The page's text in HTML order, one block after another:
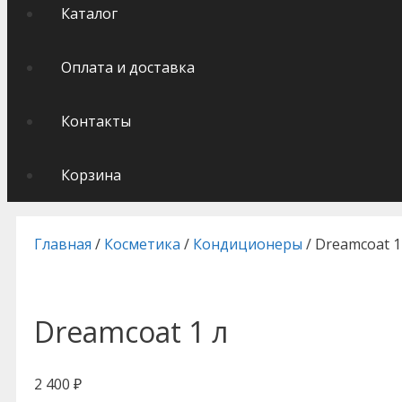
Каталог
Оплата и доставка
Контакты
Корзина
Главная / Косметика / Кондиционеры / Dreamcoat
Dreamcoat 1 л
2 400 ₽